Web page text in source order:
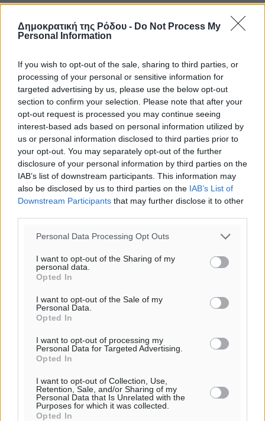
Δημοκρατική της Ρόδου - Do Not Process My
Personal Information
If you wish to opt-out of the sale, sharing to third parties, or
processing of your personal or sensitive information for
targeted advertising by us, please use the below opt-out
section to confirm your selection. Please note that after your
opt-out request is processed you may continue seeing
interest-based ads based on personal information utilized by
us or personal information disclosed to third parties prior to
your opt-out. You may separately opt-out of the further
disclosure of your personal information by third parties on the
IAB’s list of downstream participants. This information may
also be disclosed by us to third parties on the IAB’s List of
Downstream Participants that may further disclose it to other
Personal Data Processing Opt Outs
I want to opt-out of the Sharing of my
personal data.
Opted In
I want to opt-out of the Sale of my
Personal Data.
Opted In
I want to opt-out of processing my
Personal Data for Targeted Advertising.
Opted In
I want to opt-out of Collection, Use,
Retention, Sale, and/or Sharing of my
Personal Data that Is Unrelated with the
Purposes for which it was collected.
Opted In
Ροή ειδήσεων
Δεύτερη πηγή εισοδήματος για τους επαγγελματίες
ψαράδες ο αλιευτικός τουρισμός
Ειδήσεις
δεν τα καθαρίσει – Πώς κινούνται δήμοι και ΠΣ,
ποιος πληρώνει τον λογαριασμό
Τοπικές Ειδήσεις• πριν 10 λεπτά